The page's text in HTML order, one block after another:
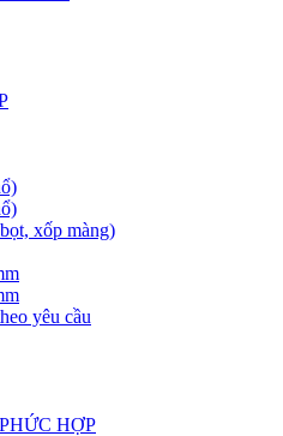
xốp màng)
yêu cầu
HỢP